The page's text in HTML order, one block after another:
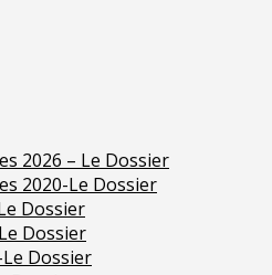
2026 – Le Dossier
2020-Le Dossier
Dossier
Dossier
Dossier